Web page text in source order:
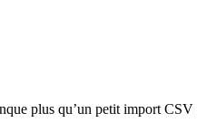
plus qu’un petit import